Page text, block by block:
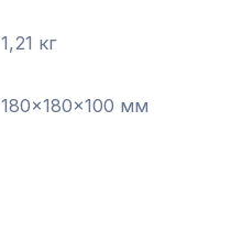
1,21 кг
180x180x100 мм